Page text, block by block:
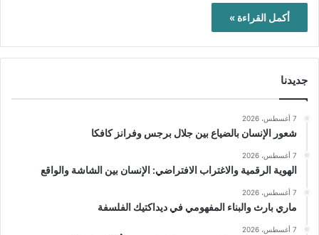
أكمل القراءة »
جديدنا
7 أغسطس، 2026
شعور الإنسان بالضياع بين جلال برجس وفرانز كافكا
7 أغسطس، 2026
الهوية الرقمية والاغتراب الافتراضي: الإنسان بين الشاشة والواقع
7 أغسطس، 2026
ماري بارث والبناء المفهومي في ديداكتيك الفلسفة
7 أغسطس، 2026